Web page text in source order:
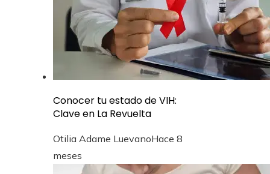
Conocer tu estado de VIH:
Clave en La Revuelta
Otilia Adame LuevanoHace 8
meses